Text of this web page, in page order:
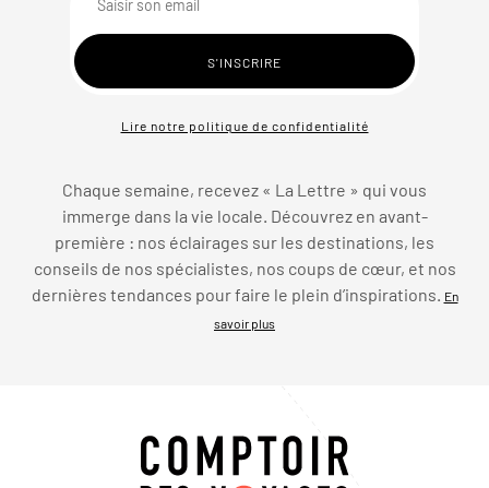
Lire notre politique de confidentialité
Chaque semaine, recevez « La Lettre » qui vous
immerge dans la vie locale. Découvrez en avant-
première : nos éclairages sur les destinations, les
conseils de nos spécialistes, nos coups de cœur, et nos
dernières tendances pour faire le plein d’inspirations. En
savoir plus